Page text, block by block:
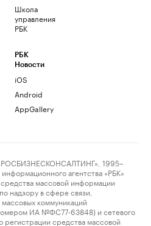
Школа
управления
РБК
РБК
Новости
iOS
Android
AppGallery
1995–
агентства «РБК»
массовой информации
надзору в сфере связи,
коммуникаций
ИА №ФС77-63848) и сетевого
регистрации средства массовой